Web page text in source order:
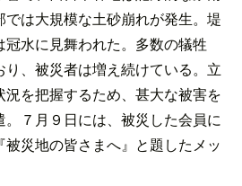
は大規模な土砂崩れが発生。堤
水に見舞われた。多数の犠牲
、被災者は増え続けている。立
を把握するため、甚大な被害を
７月９日には、被災した会員に
災地の皆さまへ』と題したメッ